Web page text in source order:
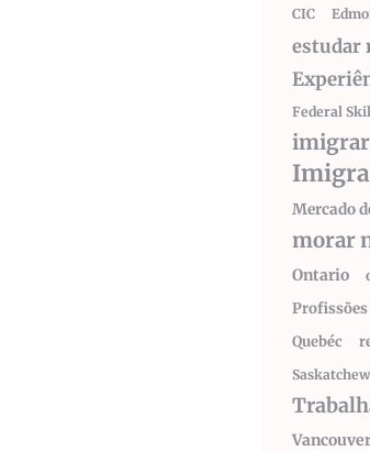
CIC
estudar
Federal
imigrar
Mercado
morar
Ontario
Profissões
Quebéc
Vancouver